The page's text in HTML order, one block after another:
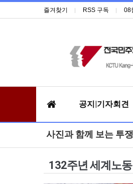
즐겨찾기 RSS 구독 08
공지|기자회견
사진과 함께 보는 투쟁
132주년 세계노